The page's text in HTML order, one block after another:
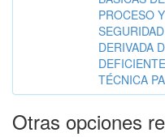
PROCESO
DERIVADA
TÉCNICA
Otras opciones